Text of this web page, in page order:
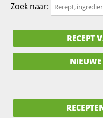
Zoek naar:
RECEPT
NIEUWE